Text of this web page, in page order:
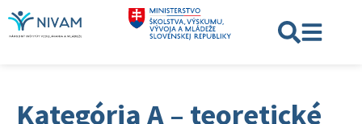
Kategória A – teoretické